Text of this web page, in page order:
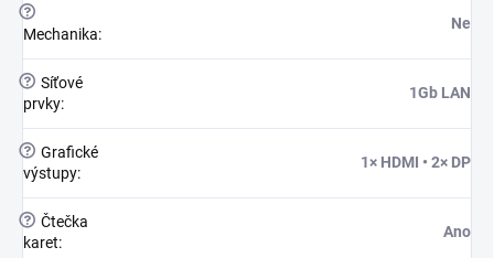
?
Mechanika:
Ne
? Síťové
prvky:
1Gb LAN
? Grafické
výstupy:
1× HDMI • 2× DP
? Čtečka
karet:
Ano